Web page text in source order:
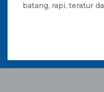
batang, rapi, teratur